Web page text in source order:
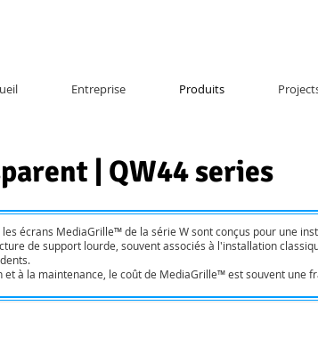
Entreprise Produits
| QW44 series
écrans MediaGrille™ de la série W sont conçus pour une
de support lourde, souvent associés à l'installation
à la maintenance, le coût de MediaGrille™ est souvent une